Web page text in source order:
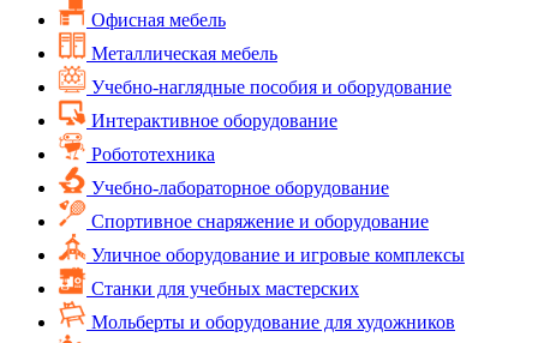
Офисная мебель
Металлическая мебель
Учебно-наглядные пособия и оборудование
Интерактивное оборудование
Робототехника
Учебно-лабораторное оборудование
Спортивное снаряжение и оборудование
Уличное оборудование и игровые комплексы
Cтанки для учебных мастерских
Мольберты и оборудование для художников